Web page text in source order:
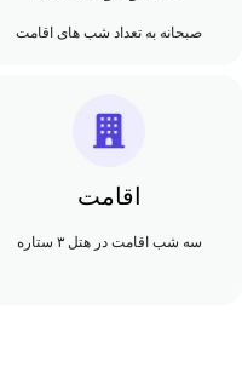
صبحانه به تعداد شب های اقامت
اقامت
سه شب اقامت در هتل ۳ ستاره